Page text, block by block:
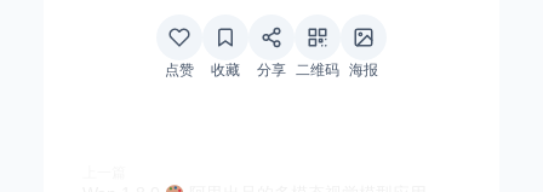
点赞 收藏 分享 二维码 海报